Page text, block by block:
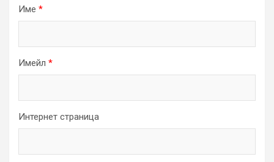
Име *
Имейл *
Интернет страница